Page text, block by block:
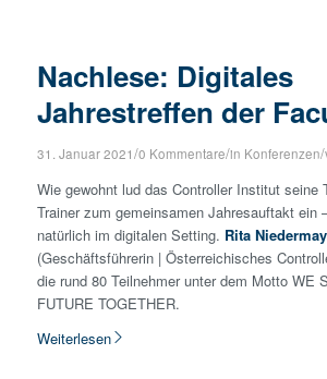
Nachlese: Digitales
Jahrestreffen der
31. Januar 2021/0 Kommentare/in Konferenzen/
Wie gewohnt lud das Controller Institut seine
Trainer zum gemeinsamen Jahresauftakt ein
natürlich im digitalen Setting. Rita
(Geschäftsführerin | Österreichisches
die rund 80 Teilnehmer unter dem Motto WE
FUTURE TOGETHER.
Weiterlesen